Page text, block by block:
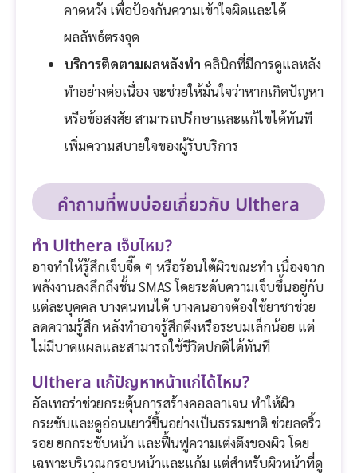
คาดหวัง เพื่อป้องกันความเข้าใจผิดและได้
ผลลัพธ์ตรงจุด
บริการติดตามผลหลังทำ คลินิกที่มีการดูแลหลัง
ทำอย่างต่อเนื่อง จะช่วยให้มั่นใจว่าหากเกิดปัญหา
หรือข้อสงสัย สามารถปรึกษาและแก้ไขได้ทันที
เพิ่มความสบายใจของผู้รับบริการ
คำถามที่พบบ่อยเกี่ยวกับ Ulthera
ทำ Ulthera เจ็บไหม?
อาจทำให้รู้สึกเจ็บจี๊ด ๆ หรือร้อนใต้ผิวขณะทำ เนื่องจาก
พลังงานลงลึกถึงชั้น SMAS โดยระดับความเจ็บขึ้นอยู่กับ
แต่ละบุคคล บางคนทนได้ บางคนอาจต้องใช้ยาชาช่วย
ลดความรู้สึก หลังทำอาจรู้สึกตึงหรือระบมเล็กน้อย แต่
ไม่มีบาดแผลและสามารถใช้ชีวิตปกติได้ทันที
Ulthera แก้ปัญหาหน้าแก่ได้ไหม?
อัลเทอร่าช่วยกระตุ้นการสร้างคอลลาเจน ทำให้ผิว
กระชับและดูอ่อนเยาว์ขึ้นอย่างเป็นธรรมชาติ ช่วยลดริ้ว
รอย ยกกระชับหน้า และฟื้นฟูความเต่งตึงของผิว โดย
เฉพาะบริเวณกรอบหน้าและแก้ม แต่สำหรับผิวหน้าที่ดู